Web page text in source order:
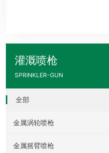
灌溉喷枪
SPRINKLER-GUN
全部
金属涡轮喷枪
金属摇臂喷枪